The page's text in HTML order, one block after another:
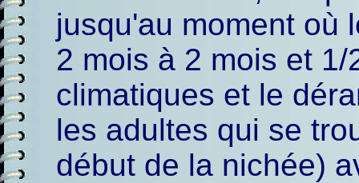
jusqu'au moment où
2 mois à 2 mois et
climatiques et le
les adultes qui se
début de la nichée)